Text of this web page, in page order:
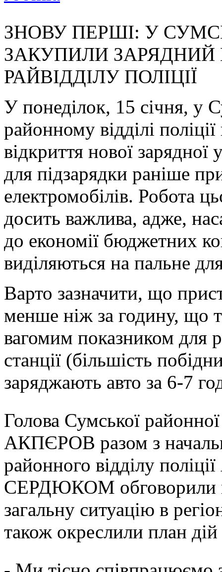
ЗНОВУ ПЕРШІ: У
ЗАКУПИЛИ ЗАРЯДНИЙ
РАЙВІДДІЛУ ПОЛІЦІЇ
У понеділок, 15 січня, у
районному відділі
відкриття нової зарядної
для підзарядки раніше
електромобілів. Робота
досить важлива, адже,
до економії бюджетних
виділяються на пальне
Варто зазначити, що
менше ніж за годину, що
вагомим показником для
станції (більшість
заряджають авто за 6-7
Голова Сумської
АКПЄРОВ разом з
районного відділу
СЕРДЮКОМ обговорили
загальну ситуацію в
також окреслили план